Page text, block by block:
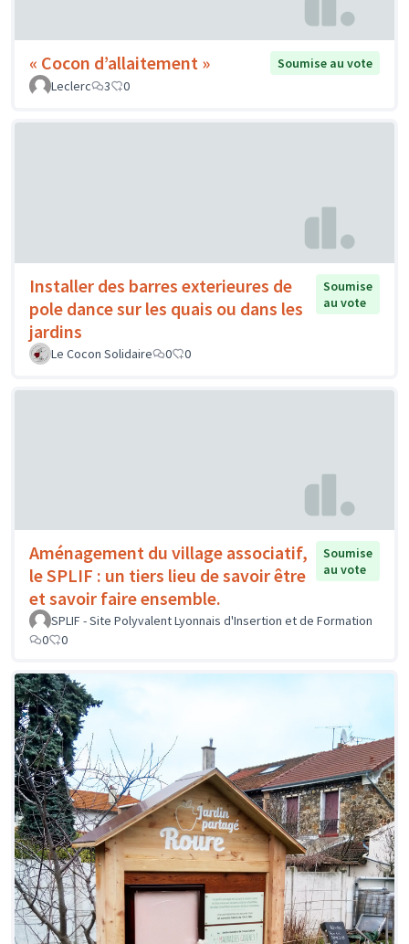
« Cocon d’allaitement »
Soumise au vote
Leclerc
3 0
Installer des barres exterieures de
pole dance sur les quais ou dans les
jardins
Soumise
au vote
Le Cocon Solidaire 0 0
Aménagement du village associatif,
le SPLIF : un tiers lieu de savoir être
et savoir faire ensemble.
Soumise
au vote
SPLIF - Site Polyvalent Lyonnais d'Insertion et de Formation
0
0